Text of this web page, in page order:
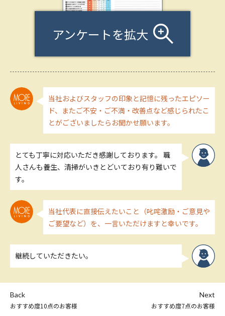
アンケートを拡大
当社およびスタッフの印象と記憶に残ったエピソー
ド、またご不安・ご不満・改善点など感じられたこ
とがございましたらお聞かせ願います。
とても丁寧に対応いただき感謝しております。 職
人さんも養生、清掃がいきとどいており有り難いで
す。
当社代表に直接伝えたいこと（叱咤激励・ご意見や
ご要望など）を、一言いただけますと幸いです。
継続していただきたい。
Back
おすすめ度10点のお客様
Next
おすすめ度7点のお客様